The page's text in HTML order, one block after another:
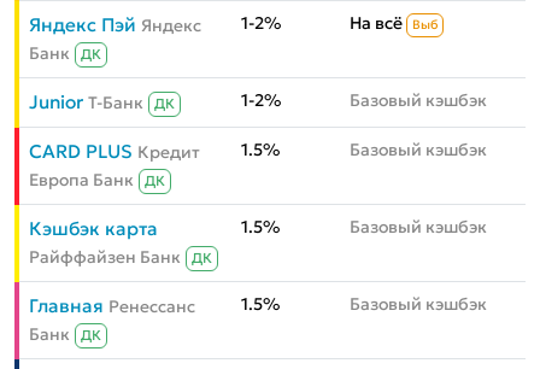
Яндекс Пэй Яндекс
Банк
ДК
1-2% На всё Выб
Junior Т-Банк ДК 1-2% Базовый кэшбэк
CARD PLUS Кредит
Европа Банк
ДК
1.5% Базовый кэшбэк
Кэшбэк карта
Райффайзен Банк ДК
1.5% Базовый кэшбэк
Главная Ренессанс
Банк
ДК
1.5% Базовый кэшбэк